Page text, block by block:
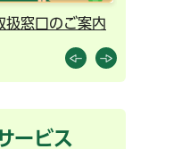
扱窓口のご案内
ービス